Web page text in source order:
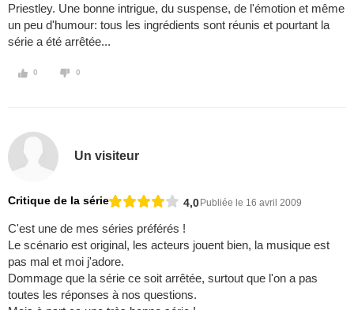
Priestley. Une bonne intrigue, du suspense, de l'émotion et même
un peu d'humour: tous les ingrédients sont réunis et pourtant la
série a été arrêtée...
0 0
Un visiteur
Critique de la série 4,0Publiée le 16 avril 2009
C'est une de mes séries préférés !
Le scénario est original, les acteurs jouent bien, la musique est
pas mal et moi j'adore.
Dommage que la série ce soit arrêtée, surtout que l'on a pas
toutes les réponses à nos questions.